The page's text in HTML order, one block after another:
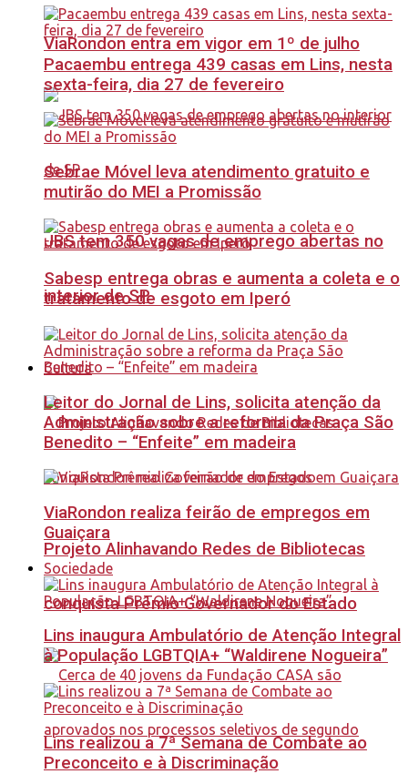
ViaRondon entra em vigor em 1º de julho
JBS tem 350 vagas de emprego abertas no
interior de SP
Cultura
Projeto Alinhavando Redes de Bibliotecas
conquista Prêmio Governador do Estado
Pacaembu entrega 439 casas em Lins, nesta
sexta-feira, dia 27 de fevereiro
Sebrae Móvel leva atendimento gratuito e
mutirão do MEI a Promissão
Sabesp entrega obras e aumenta a coleta e o
tratamento de esgoto em Iperó
Leitor do Jornal de Lins, solicita atenção da
Administração sobre a reforma da Praça São
Benedito – “Enfeite” em madeira
ViaRondon realiza feirão de empregos em
Guaiçara
Sociedade
Lins inaugura Ambulatório de Atenção Integral
à População LGBTQIA+ “Waldirene Nogueira”
Lins realizou a 7ª Semana de Combate ao
Preconceito e à Discriminação